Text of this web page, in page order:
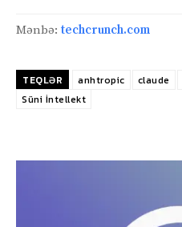
Mənbə: techcrunch.com
TEQLƏR anhtropic claude
Süni İntellekt